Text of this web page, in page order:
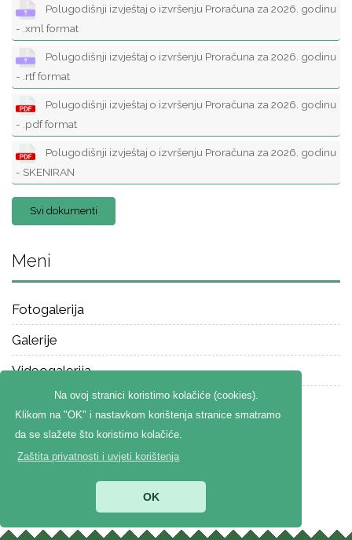
Na ovoj stranici koristimo kolačiće (cookies).
Klikom na "OK" i nastavkom korištenja stranice smatramo
da se slažete što koristimo kolačiće.
Zaštita privatnosti i uvjeti korištenja
OK
Polugodišnji izvještaj o izvršenju Proračuna za 2026. godinu
- .xml format
Polugodišnji izvještaj o izvršenju Proračuna za 2026. godinu
- .rtf format
Polugodišnji izvještaj o izvršenju Proračuna za 2026. godinu
- .pdf format
Polugodišnji izvještaj o izvršenju Proračuna za 2026. godinu
- SKENIRAN
Svi dokumenti
Meni
Fotogalerija
Galerije
Videogalerija